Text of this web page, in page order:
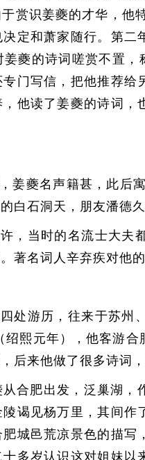
赏识姜夔的才华，
定和萧家随行。第
夔的诗词嗟赏不置，
门写信，把他推荐
他读了姜夔的诗词
姜夔名声籍甚，此后
白石洞天，朋友潘德久
，当时的名流士大夫
著名词人辛弃疾对他
处游历，往来于苏州
熙元年），他客游
后来他做了很多诗词
合肥出发，泛巢湖
谒见杨万里，其间
城邑荒凉景色的描
多岁认识这对姐妹